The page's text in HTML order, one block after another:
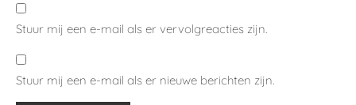
Stuur mij een e-mail als er vervolgreacties zijn.
Stuur mij een e-mail als er nieuwe berichten zijn.